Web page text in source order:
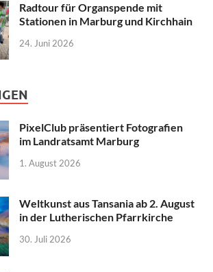
Radtour für Organspende mit
Stationen in Marburg und Kirchhain
24. Juni 2026
PixelClub präsentiert Fotografien
im Landratsamt Marburg
1. August 2026
Weltkunst aus Tansania ab 2. August
in der Lutherischen Pfarrkirche
30. Juli 2026